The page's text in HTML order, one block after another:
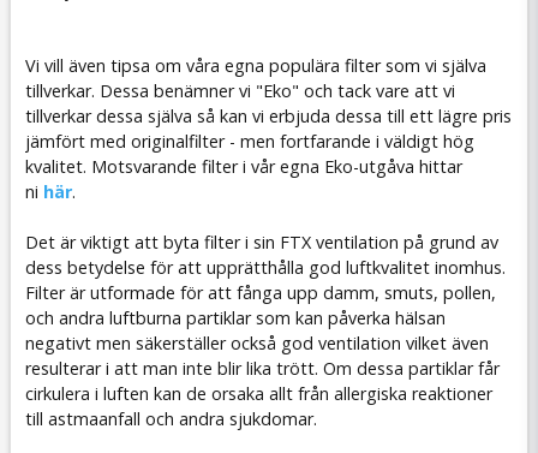
Vi vill även tipsa om våra egna populära filter som vi själva
tillverkar. Dessa benämner vi "Eko" och tack vare att vi
tillverkar dessa själva så kan vi erbjuda dessa till ett lägre pris
jämfört med originalfilter - men fortfarande i väldigt hög
kvalitet. Motsvarande filter i vår egna Eko-utgåva hittar
ni här.
Det är viktigt att byta filter i sin FTX ventilation på grund av
dess betydelse för att upprätthålla god luftkvalitet inomhus.
Filter är utformade för att fånga upp damm, smuts, pollen,
och andra luftburna partiklar som kan påverka hälsan
negativt men säkerställer också god ventilation vilket även
resulterar i att man inte blir lika trött. Om dessa partiklar får
cirkulera i luften kan de orsaka allt från allergiska reaktioner
till astmaanfall och andra sjukdomar.